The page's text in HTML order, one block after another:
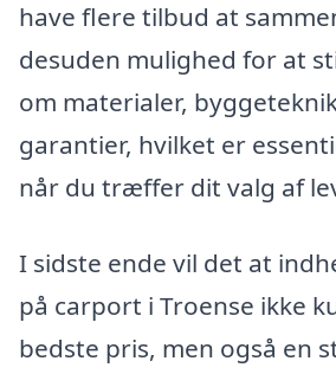
have flere tilbud at
desuden mulighed for at
om materialer,
garantier, hvilket er
når du træffer dit valg af
I sidste ende vil det at
på carport i Troense ikke
bedste pris, men også en